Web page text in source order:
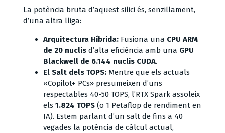
La potència bruta d’aquest silici és, senzillament,
d’una altra lliga:
Arquitectura Híbrida: Fusiona una CPU ARM
de 20 nuclis d’alta eficiència amb una GPU
Blackwell de 6.144 nuclis CUDA.
El Salt dels TOPS: Mentre que els actuals
«Copilot+ PCs» presumeixen d’uns
respectables 40-50 TOPS, l’RTX Spark assoleix
els 1.824 TOPS (o 1 Petaflop de rendiment en
IA). Estem parlant d’un salt de fins a 40
vegades la potència de càlcul actual,